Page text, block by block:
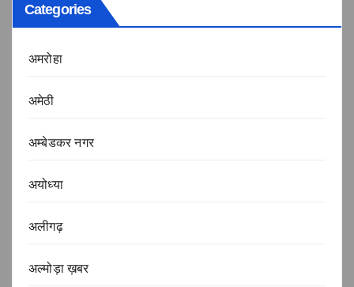
Categories
अमरोहा
अमेठी
अम्बेडकर नगर
अयोध्या
अलीगढ़
अल्मोड़ा ख़बर